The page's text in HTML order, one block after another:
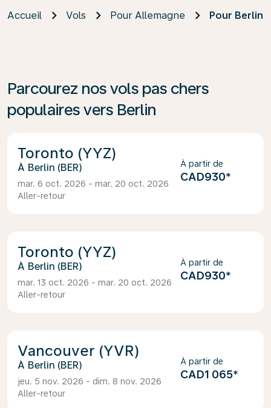
Accueil Vols Pour Allemagne Pour Berlin
Parcourez nos vols pas chers
populaires vers Berlin
Toronto (YYZ)
Berlin (BER)
mar. 6 oct. 2026 - mar. 20 oct. 2026
Aller-retour
À partir de
CAD930*
Toronto (YYZ)
Berlin (BER)
mar. 13 oct. 2026 - mar. 20 oct. 2026
Aller-retour
À partir de
CAD930*
Vancouver (YVR)
Berlin (BER)
jeu. 5 nov. 2026 - dim. 8 nov. 2026
Aller-retour
À partir de
CAD1 065*